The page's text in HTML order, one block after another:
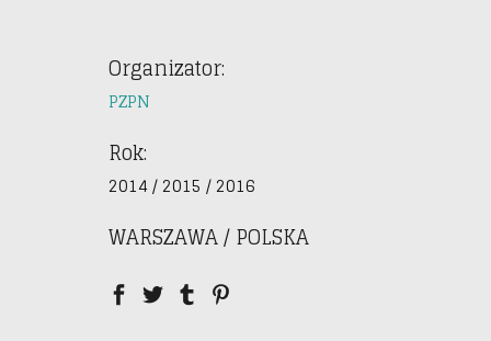
Organizator:
PZPN
Rok:
2014 / 2015 / 2016
WARSZAWA / POLSKA